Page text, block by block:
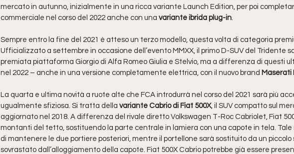
mercato in autunno, inizialmente in una ricca variante Launch Edition, per poi
commerciale nel corso del 2022 anche con una variante ibrida plug-in.
Sempre entro la fine del 2021 è atteso un terzo modello, questa volta di categoria
Ufficializzato a settembre in occasione dell’evento MMXX, il primo D-SUV del Tridente
premiata piattaforma Giorgio di Alfa Romeo Giulia e Stelvio, ma a differenza di questi
nel 2022 – anche in una versione completamente elettrica, con il nuovo brand Maserati
La quarta e ultima novità a ruote alte che FCA introdurrà nel corso del 2021 sarà più
ugualmente sfiziosa. Si tratta della variante Cabrio di Fiat 500X, il SUV compatto sul
aggiornato nel 2018. A differenza del rivale diretto Volkswagen T-Roc Cabriolet, Fiat
montanti del tetto, sostituendo la parte centrale in lamiera con una capote in tela.
di mantenere le due portiere posteriori, mentre il portellone sarà sostituito da un
sovrastato dall’alloggiamento della capote. Fiat 500X Cabrio potrebbe già essere